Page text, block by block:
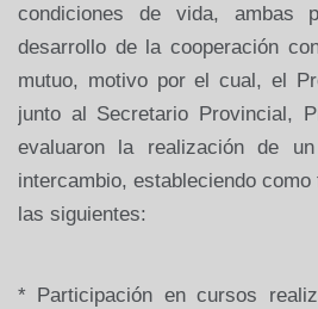
condiciones de vida, ambas
desarrollo de la cooperación
mutuo, motivo por el cual, el
junto al Secretario Provincial,
evaluaron la realización de
intercambio, estableciendo
las siguientes:
* Participación en cursos